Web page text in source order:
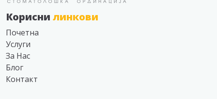
Корисни линкови
Почетна
Услуги
За Нас
Блог
Контакт